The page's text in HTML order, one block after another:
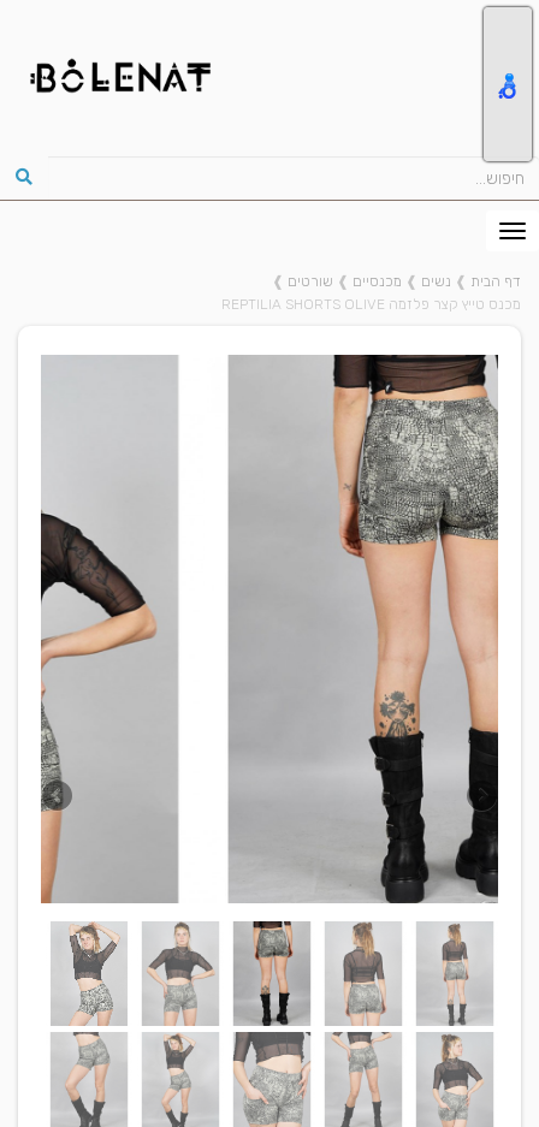
דף הבית ❱ נשים ❱ מכנסיים ❱ שורטים ❱
מכנס טייץ קצר פלזמה REPTILIA SHORTS OLIVE